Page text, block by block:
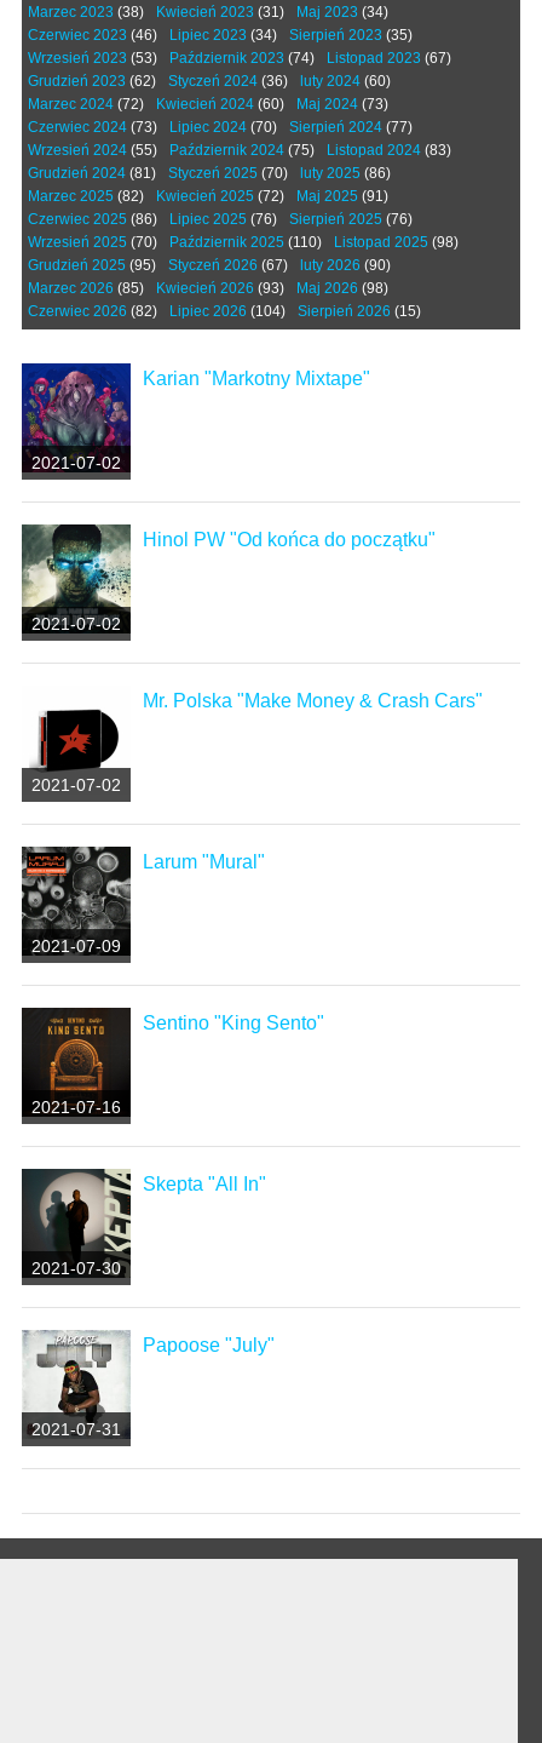
Marzec 2023 (38) Kwiecień 2023 (31) Maj 2023 (34)
Czerwiec 2023 (46) Lipiec 2023 (34) Sierpień 2023 (35)
Wrzesień 2023 (53) Październik 2023 (74) Listopad 2023 (67)
Grudzień 2023 (62) Styczeń 2024 (36) luty 2024 (60)
Marzec 2024 (72) Kwiecień 2024 (60) Maj 2024 (73)
Czerwiec 2024 (73) Lipiec 2024 (70) Sierpień 2024 (77)
Wrzesień 2024 (55) Październik 2024 (75) Listopad 2024 (83)
Grudzień 2024 (81) Styczeń 2025 (70) luty 2025 (86)
Marzec 2025 (82) Kwiecień 2025 (72) Maj 2025 (91)
Czerwiec 2025 (86) Lipiec 2025 (76) Sierpień 2025 (76)
Wrzesień 2025 (70) Październik 2025 (110) Listopad 2025 (98)
Grudzień 2025 (95) Styczeń 2026 (67) luty 2026 (90)
Marzec 2026 (85) Kwiecień 2026 (93) Maj 2026 (98)
Czerwiec 2026 (82) Lipiec 2026 (104) Sierpień 2026 (15)
2021-07-02
Karian "Markotny Mixtape"
2021-07-02
Hinol PW "Od końca do początku"
2021-07-02
Mr. Polska "Make Money & Crash Cars"
2021-07-09
Larum "Mural"
2021-07-16
Sentino "King Sento"
2021-07-30
Skepta "All In"
2021-07-31
Papoose "July"